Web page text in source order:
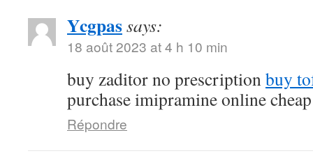
Ycgpassays:
18 août 2023 at 4 h 10 min
buy zaditor no prescriptionbuy
purchase imipramine online cheap
Répondre